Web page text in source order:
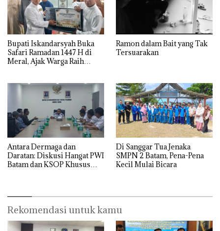
Bupati Iskandarsyah Buka
Safari Ramadan 1447 H di
Meral, Ajak Warga Raih
Ramon dalam Bait yang Tak
Tersuarakan
Antara Dermaga dan
Daratan: Diskusi Hangat PWI
Batam dan KSOP Khusus
Di Sanggar Tua Jenaka
SMPN 2 Batam, Pena-Pena
Kecil Mulai Bicara
Rekomendasi untuk kamu